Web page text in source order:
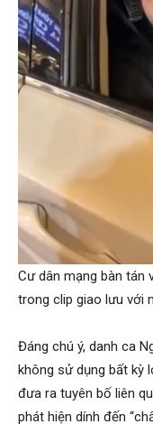
Cư dân mạng bàn tán
trong clip giao lưu với
Đáng chú ý, danh ca
không sử dụng bất kỳ
đưa ra tuyên bố liên
phát hiện dính đến